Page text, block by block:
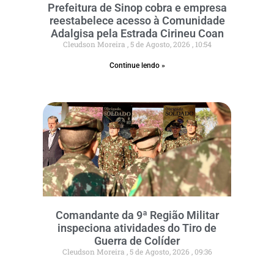
Prefeitura de Sinop cobra e empresa
reestabelece acesso à Comunidade
Adalgisa pela Estrada Cirineu Coan
Cleudson Moreira 5 de Agosto, 2026 10:54
Continue lendo »
Comandante da 9ª Região Militar
inspeciona atividades do Tiro de
Guerra de Colíder
Cleudson Moreira 5 de Agosto, 2026 09:36